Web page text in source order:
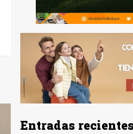
Entradas recientes